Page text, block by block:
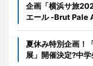
企画「横浜サ旅
エール -Brut Pale
夏休み特別企画！
展」開催決定?中